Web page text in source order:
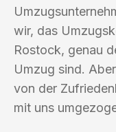
wir, das
Rostock, genau
Umzug sind.
von der
mit uns